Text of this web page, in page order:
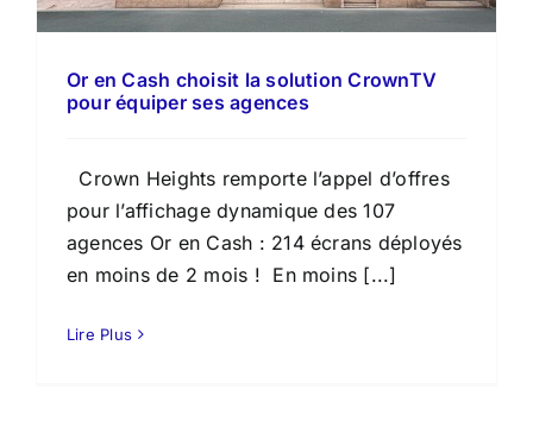
Or en Cash choisit la solution CrownTV
pour équiper ses agences
Crown Heights remporte l’appel d’offres
pour l’affichage dynamique des 107
agences Or en Cash : 214 écrans déployés
en moins de 2 mois ! En moins [...]
Lire Plus